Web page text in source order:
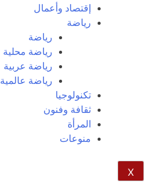
إقتصاد وأعمال
رياضة
رياضة
رياضة محلية
رياضة عربية
رياضة عالمية
تكنولوجيا
ثقافة وفنون
المرأة
منوعات
X